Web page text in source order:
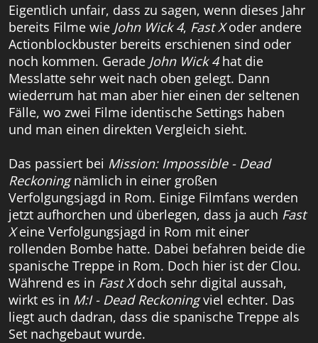
Eigentlich unfair, dass zu sagen, wenn dieses Jahr
bereits Filme wie John Wick 4, Fast Xoder andere
Actionblockbuster bereits erschienen sind oder
noch kommen. Gerade John Wick 4hat die
Messlatte sehr weit nach oben gelegt. Dann
wiederrum hat man aber hier einen der seltenen
Fälle, wo zwei Filme identische Settings haben
und man einen direkten Vergleich sieht.
Das passiert bei Mission: Impossible - Dead
Reckoningnämlich in einer großen
Verfolgungsjagd in Rom. Einige Filmfans werden
jetzt aufhorchen und überlegen, dass ja auch Fast
Xeine Verfolgungsjagd in Rom mit einer
rollenden Bombe hatte. Dabei befahren beide die
spanische Treppe in Rom. Doch hier ist der Clou.
Während es in Fast Xdoch sehr digital aussah,
wirkt es in M:I - Dead Reckoningviel echter. Das
liegt auch dadran, dass die spanische Treppe als
Set nachgebaut wurde.